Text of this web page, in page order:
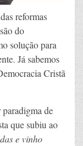
reformas
do
solução para
Já sabemos
Cristã
de
que subiu ao
e vinho